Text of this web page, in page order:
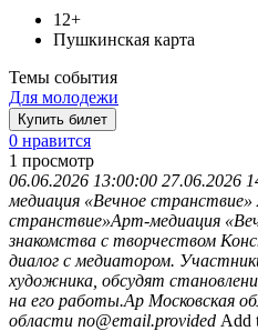
12+
Пушкинская карта
Темы события
Для молодежи
Купить билет
0 нравится
1 просмотр
06.06.2026 13:00:00 27.06.2026
медиация «Вечное странствие»
странствие»Арт-медиация
знакомства с творчеством
диалог с медиатором.
художника, обсудят
на его работы.Ар Московская
области no@email.provided Add